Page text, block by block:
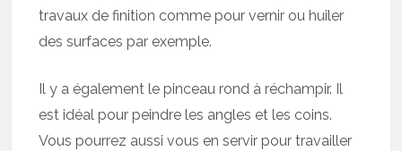
travaux de finition comme pour vernir ou huiler
des surfaces par exemple.
Il y a également le pinceau rond à réchampir. Il
est idéal pour peindre les angles et les coins.
Vous pourrez aussi vous en servir pour travailler